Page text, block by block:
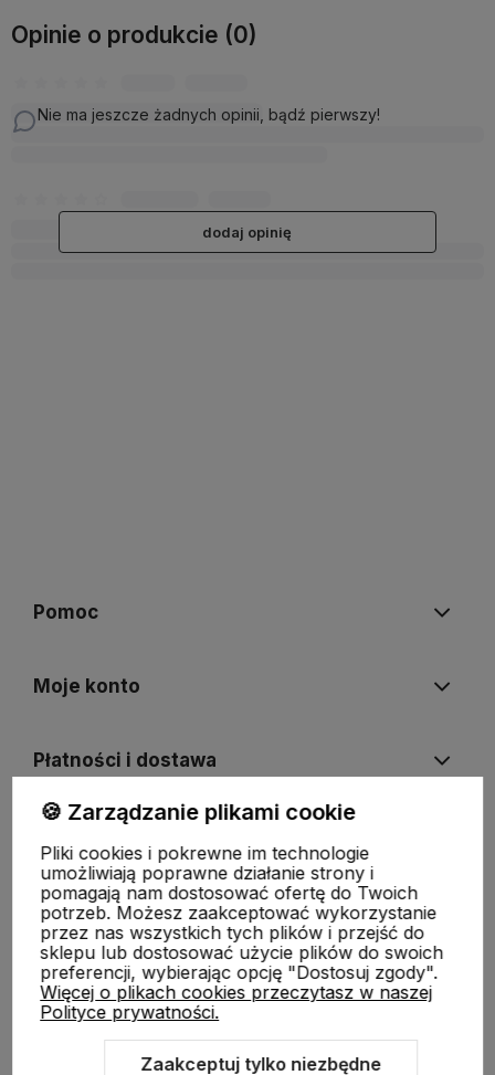
Opinie o produkcie (0)
Nie ma jeszcze żadnych opinii, bądź pierwszy!
dodaj opinię
Pomoc
Moje konto
Płatności i dostawa
O nas
🍪 Zarządzanie plikami cookie
Pliki cookies i pokrewne im technologie
umożliwiają poprawne działanie strony i
pomagają nam dostosować ofertę do Twoich
potrzeb. Możesz zaakceptować wykorzystanie
przez nas wszystkich tych plików i przejść do
sklepu lub dostosować użycie plików do swoich
preferencji, wybierając opcję "Dostosuj zgody".
Więcej o plikach cookies przeczytasz w naszej
Polityce prywatności.
Zaakceptuj tylko niezbędne